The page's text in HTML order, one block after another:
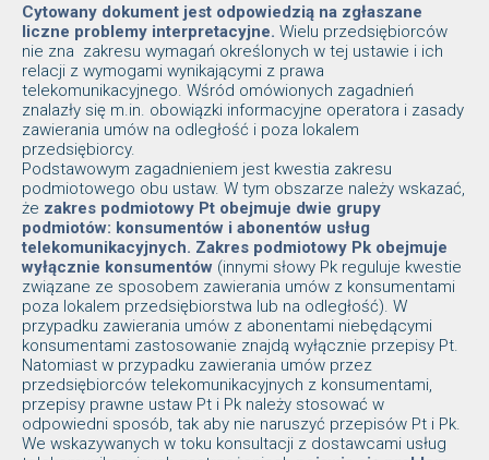
Cytowany dokument jest odpowiedzią na zgłaszane
liczne problemy interpretacyjne. Wielu przedsiębiorców
nie zna zakresu wymagań określonych w tej ustawie i ich
relacji z wymogami wynikającymi z prawa
telekomunikacyjnego. Wśród omówionych zagadnień
znalazły się m.in. obowiązki informacyjne operatora i zasady
zawierania umów na odległość i poza lokalem
przedsiębiorcy.
Podstawowym zagadnieniem jest kwestia zakresu
podmiotowego obu ustaw. W tym obszarze należy wskazać,
że zakres podmiotowy Pt obejmuje dwie grupy
podmiotów: konsumentów i abonentów usług
telekomunikacyjnych. Zakres podmiotowy Pk obejmuje
wyłącznie konsumentów (innymi słowy Pk reguluje kwestie
związane ze sposobem zawierania umów z konsumentami
poza lokalem przedsiębiorstwa lub na odległość). W
przypadku zawierania umów z abonentami niebędącymi
konsumentami zastosowanie znajdą wyłącznie przepisy Pt.
Natomiast w przypadku zawierania umów przez
przedsiębiorców telekomunikacyjnych z konsumentami,
przepisy prawne ustaw Pt i Pk należy stosować w
odpowiedni sposób, tak aby nie naruszyć przepisów Pt i Pk.
We wskazywanych w toku konsultacji z dostawcami usług